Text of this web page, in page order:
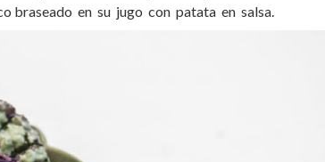
en su jugo con patata en salsa.